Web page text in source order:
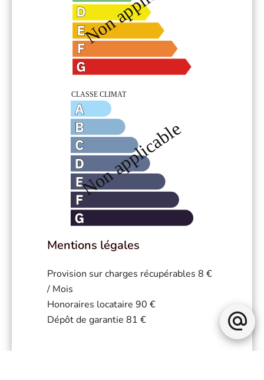
Mentions légales
Provision sur charges récupérables 8 €
/ Mois
Honoraires locataire 90 €
Dépôt de garantie 81 €